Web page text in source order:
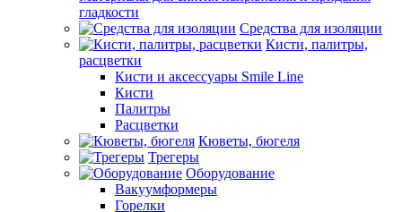
гладкости
Средства для изоляции
Кисти, палитры,
расцветки
Кисти и аксессуары Smile Line
Кисти
Палитры
Расцветки
Кюветы, бюгеля
Трегеры
Оборудование
Вакуумформеры
Горелки